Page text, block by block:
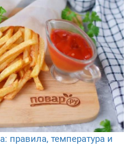
правила, температура и